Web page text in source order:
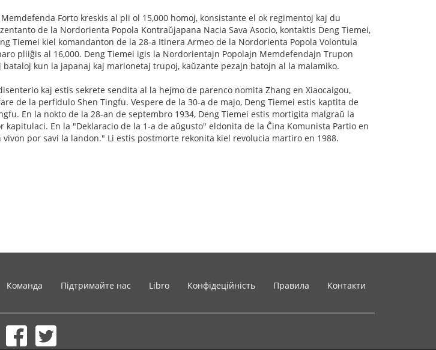
Forto kreskis al pli ol 15,000 homoj, konsistante el ok regimentoj kaj du
de la Nordorienta Popola Kontraŭjapana Nacia Sava Asocio, kontaktis Deng Tiemei,
Tiemei kiel komandanton de la 28-a Itinera Armeo de la Nordorienta Popola Volontula
pliiĝis al 16,000. Deng Tiemei igis la Nordorientajn Popolajn Memdefendajn Trupon
kun la japanaj kaj marionetaj trupoj, kaŭzante pezajn batojn al la malamiko.
kaj estis sekrete sendita al la hejmo de parenco nomita Zhang en Xiaocaigou,
de la perfidulo Shen Tingfu. Vespere de la 30-a de majo, Deng Tiemei estis kaptita de
En la nokto de la 28-an de septembro 1934, Deng Tiemei estis mortigita malgraŭ la
En la "Deklaracio de la 1-a de aŭgusto" eldonita de la Ĉina Komunista Partio en
por savi la landon." Li estis postmorte rekonita kiel revolucia martiro en 1988.
Команда Підтримайте нас Libro Конфідеційність Правила Контакти